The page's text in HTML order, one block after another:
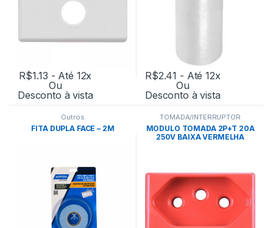
R$1.13 - Até 12x
Ou
Desconto à vista
R$2.41 - Até 12x
Ou
Desconto à vista
Outros
FITA DUPLA FACE – 2M
TOMADA/INTERRUPTOR
MODULO TOMADA 2P+T 20A
250V BAIXA VERMELHA